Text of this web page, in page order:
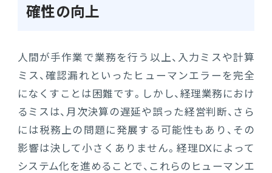
確性の向上
人間が手作業で業務を行う以上、入力ミスや計算
ミス、確認漏れといったヒューマンエラーを完全
になくすことは困難です。しかし、経理業務におけ
るミスは、月次決算の遅延や誤った経営判断、さら
には税務上の問題に発展する可能性もあり、その
影響は決して小さくありません。経理DXによって
システム化を進めることで、これらのヒューマンエ